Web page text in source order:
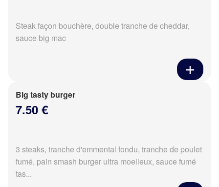
Steak façon bouchère, double tranche de cheddar,
sauce big mac
Big tasty burger
7.50 €
3 steaks, tranche d'emmental fondu, tranche de poulet
fumé, pain smash burger ultra moelleux, sauce fumé
tas...